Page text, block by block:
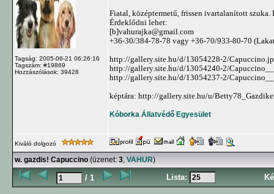
Tagság: 2005-06-21 06:26:16
Tagszám: #19869
Hozzászólások: 39428
Fiatal, középtermetű, frissen ivartalanított
Érdeklődni lehet:
[b]vahurajka@gmail.com
+36-30/384-78-78 vagy +36-70/933-80-70
http://gallery.site.hu/d/13054228-2/
http://gallery.site.hu/d/13054240-2/
http://gallery.site.hu/d/13054237-2/
képtára: http://gallery.site.hu/u/
Kóborka Állatvédő Egyesület
Kiváló dolgozó
w. gazdis! Capuccino (üzenet: 3, VAHUR)
/ 1 Lista: